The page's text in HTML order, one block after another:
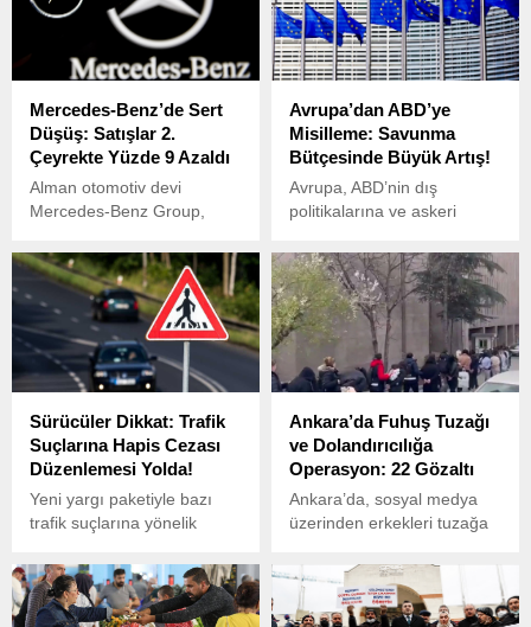
Mercedes-Benz’de Sert
Düşüş: Satışlar 2.
Çeyrekte Yüzde 9 Azaldı
Alman otomotiv devi
Mercedes-Benz Group,
etkisiyle 2025 yılının ikinci
çeyreğinde zorlu bir tabloyla
karşılaştı.
Avrupa’dan ABD’ye
Misilleme: Savunma
Bütçesinde Büyük Artış!
Avrupa, ABD’nin dış
politikalarına ve askeri
savunma bütçelerini büyük
bir artışla gösteriyor.
Sürücüler Dikkat: Trafik
Suçlarına Hapis Cezası
Düzenlemesi Yolda!
Yeni yargı paketiyle bazı
trafik suçlarına yönelik
cezası uygulanmasının
kapsamı genişletilecek.
Ankara’da Fuhuş Tuzağı
ve Dolandırıcılığa
Operasyon: 22 Gözaltı
Ankara’da, sosyal medya
üzerinden erkekleri tuzağa
çeteye yönelik büyük bir
operasyon gerçekleştirildi.